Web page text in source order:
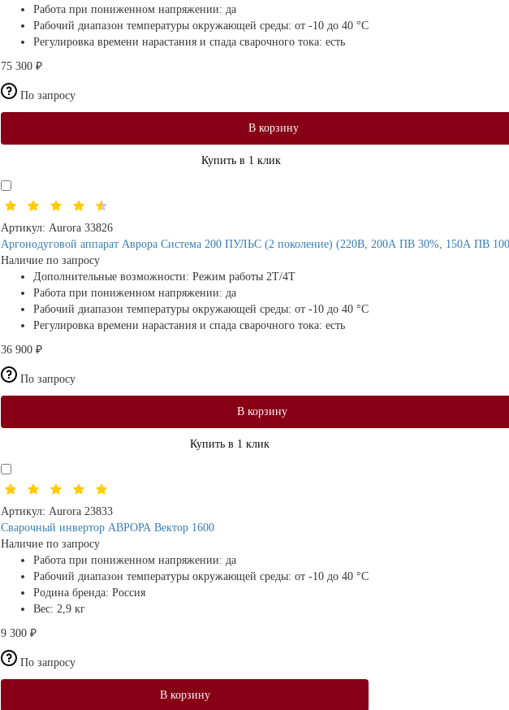
Работа при пониженном напряжении: да
Рабочий диапазон температуры окружающей среды: от -10 до 40 °С
Регулировка времени нарастания и спада сварочного тока: есть
75 300 ₽
По запросу
В корзину
Купить в 1 клик
Артикул: Aurora 33826
Аргонодуговой аппарат Аврора Система 200 ПУЛЬС (2 поколение) (220В, 200А ПВ 30%, 150А ПВ
Наличие по запросу
Дополнительные возможности: Режим работы 2Т/4Т
Работа при пониженном напряжении: да
Рабочий диапазон температуры окружающей среды: от -10 до 40 °С
Регулировка времени нарастания и спада сварочного тока: есть
36 900 ₽
По запросу
В корзину
Купить в 1 клик
Артикул: Aurora 23833
Сварочный инвертор АВРОРА Вектор 1600
Наличие по запросу
Работа при пониженном напряжении: да
Рабочий диапазон температуры окружающей среды: от -10 до 40 °С
Родина бренда: Россия
Вес: 2,9 кг
9 300 ₽
По запросу
В корзину